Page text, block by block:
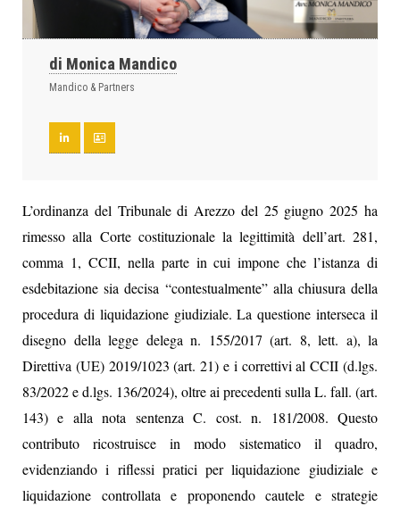
di Monica Mandico
Mandico & Partners
L’ordinanza del Tribunale di Arezzo del 25 giugno 2025 ha
rimesso alla Corte costituzionale la legittimità dell’art. 281,
comma 1, CCII, nella parte in cui impone che l’istanza di
esdebitazione sia decisa “contestualmente” alla chiusura della
procedura di liquidazione giudiziale. La questione interseca il
disegno della legge delega n. 155/2017 (art. 8, lett. a), la
Direttiva (UE) 2019/1023 (art. 21) e i correttivi al CCII (d.lgs.
83/2022 e d.lgs. 136/2024), oltre ai precedenti sulla L. fall. (art.
143) e alla nota sentenza C. cost. n. 181/2008. Questo
contributo ricostruisce in modo sistematico il quadro,
evidenziando i riflessi pratici per liquidazione giudiziale e
liquidazione controllata e proponendo cautele e strategie